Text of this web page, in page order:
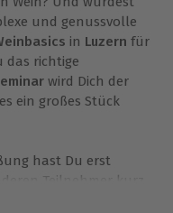
und genussvolle
in Luzern für
das richtige
wird Dich der
ein großes Stück
hast Du erst
Teilnehmer kurz
erhältst Du einen